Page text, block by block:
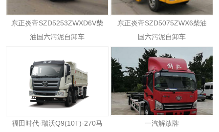
东正炎帝SZD5253ZWXD6V柴
油国六污泥自卸车
东正炎帝SZD5075ZWX6柴油
国六污泥自卸车
福田时代-瑞沃Q9(10T)-270马
一汽解放牌